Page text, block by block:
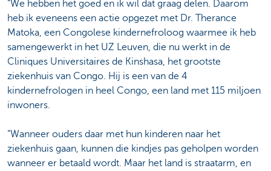
“We hebben het goed en ik wil dat graag delen. Daarom
heb ik eveneens een actie opgezet met Dr. Therance
Matoka, een Congolese kindernefroloog waarmee ik heb
samengewerkt in het UZ Leuven, die nu werkt in de
Cliniques Universitaires de Kinshasa, het grootste
ziekenhuis van Congo. Hij is een van de 4
kindernefrologen in heel Congo, een land met 115 miljoen
inwoners.
“Wanneer ouders daar met hun kinderen naar het
ziekenhuis gaan, kunnen die kindjes pas geholpen worden
wanneer er betaald wordt. Maar het land is straatarm, en